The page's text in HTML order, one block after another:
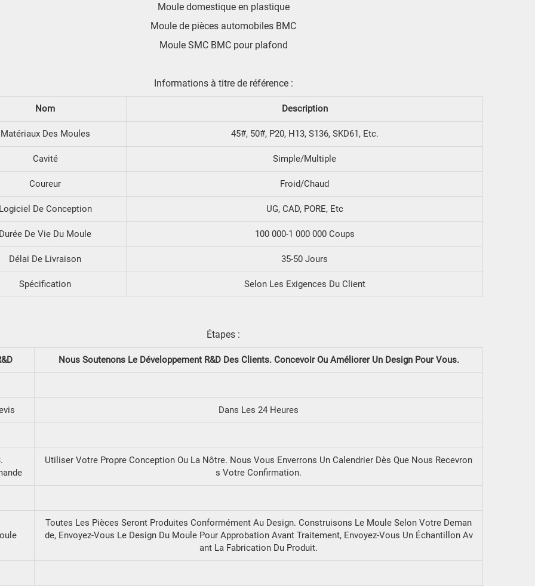
Moule domestique en plastique
Moule de pièces automobiles BMC
Moule SMC BMC pour plafond
Informations à titre de référence :
Nom Description
Matériaux Des Moules 45#, 50#, P20, H13, S136, SKD61, Etc.
Cavité Simple/Multiple
Coureur Froid/chaud
Logiciel De Conception UG, CAD, PORE, Etc
Durée De Vie Du Moule 100 000-1 000 000 Coups
Délai De Livraison 35-50 Jours
Spécification Selon Les Exigences Du Client
Étapes :
Nous Soutenons Le Développement R&D Des Clients. Concevoir Ou Améliorer Un Design Pour Vous.
Dans Les 24 Heures
Utiliser Votre Propre Conception Ou La Nôtre. Nous Vous Enverrons Un Calendrier Dès Que Nous Recevron
S Votre Confirmation.
Toutes Les Pièces Seront Produites Conformément Au Design. Construisons Le Moule Selon Votre Deman
De, Envoyez-Vous Le Design Du Moule Pour Approbation Avant Traitement, Envoyez-Vous Un Échantillon Av
Ant La Fabrication Du Produit.